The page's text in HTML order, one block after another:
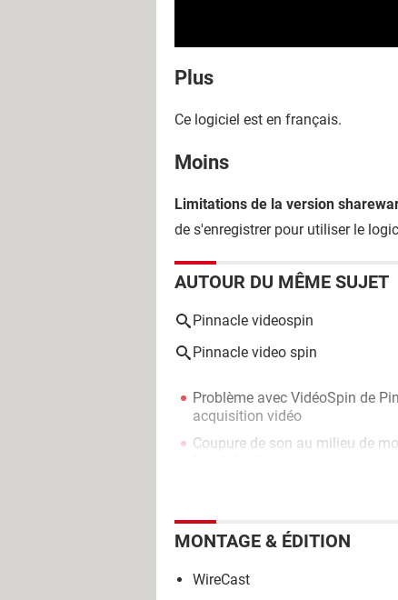
Plus
Ce logiciel est en français.
Moins
Limitations de la version
de s'enregistrer pour utiliser le
AUTOUR DU MÊME SUJET
Pinnacle videospin
Pinnacle video spin
Problème avec VidéoSpin de
acquisition vidéo
Coupure de son au milieu de
MONTAGE & ÉDITION
WireCast